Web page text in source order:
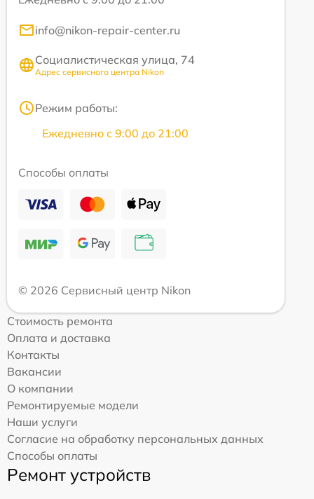
info@nikon-repair-center.ru
Социалистическая улица, 74
Адрес сервисного центра Nikon
Режим работы:
Ежедневно с 9:00 до 21:00
Способы оплаты
© 2026 Сервисный центр Nikon
Стоимость ремонта
Оплата и доставка
Контакты
Вакансии
О компании
Ремонтируемые модели
Наши услуги
Согласие на обработку персональных данных
Способы оплаты
Ремонт устройств